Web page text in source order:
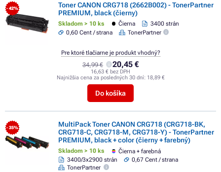
- 42%
Toner CANON CRG718 (2662B002) - TonerPartner
PREMIUM, black (čierny)
Skladom > 10 ks Čierna
3400 strán
0,60 Cent / strana
TonerPartner
34,99 € 20,45 €
16,63 € bez DPH
Najnižšia cena za posledných 30 dní: 18,89 €
Do košíka
Pre ktoré tlačiarne je produkt vhodný?
- 35%
MultiPack Toner CANON CRG718 (CRG718-BK,
CRG718-C, CRG718-M, CRG718-Y) - TonerPartner
PREMIUM, black + color (čierny + farebný)
Skladom > 10 ks
Čierna + farebná
3400/3x2900 strán
0,67 Cent / strana
TonerPartner